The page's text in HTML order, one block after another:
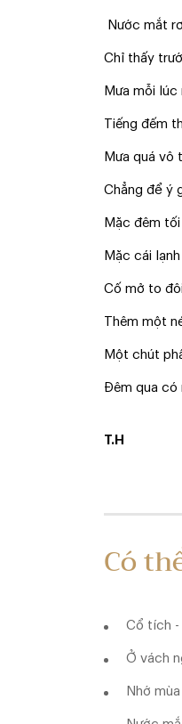
Nước mắt
Chỉ thấy
Mưa mỗi lúc
Tiếng đếm
Mưa quá
Chẳng để ý
Mặc đêm
Mặc cái
Cố mở to
Thêm một
Một chút
Đêm qua có
T.H
Có
Cổ tích -
Ở vách
Nhớ